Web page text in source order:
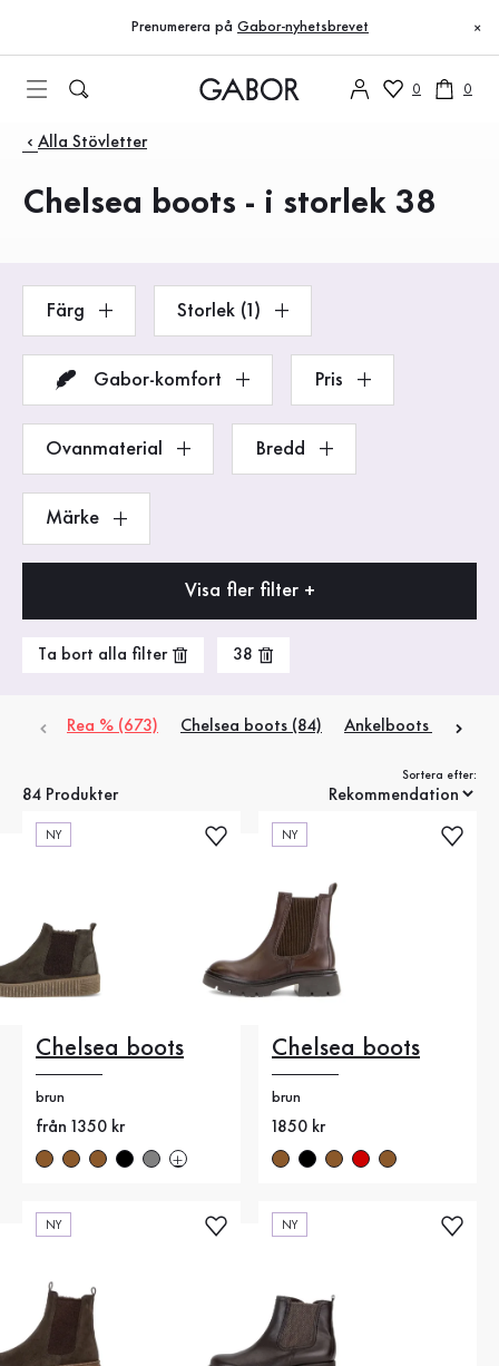
Till innehållsförteckning
Till huvudnavigation
Prenumerera på Gabor-nyhetsbrevet ×
0 0
Produkter
Alla Stövletter
Chelsea boots - i storlek 38
Färg Storlek (1)
Gabor-komfort Pris
Ovanmaterial Bredd
Märke
Visa fler filter +
Ta bort alla filter 38
Rea % (673) Chelsea boots (84) Ankelboots (4)
84 Produkter
Sortera efter:
NY
Chelsea boots
brun
Nytt pris
från 1350 kr
NY
Chelsea boots
brun
Nytt pris
1850 kr
NY NY